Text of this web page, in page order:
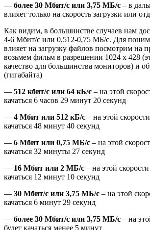
— более 30 Мбит/с или 3,75 МБ/с – в
влияет только на скорость загрузки или
Как видим, в большинстве случаев нам
4-6 Мбит/с или 0,512-0,75 МБ/с. Для
влияет на загрузку файлов посмотрим на
возьмем фильм в разрешении 1024 x 428
качество для большинства мониторов) и
(гигабайта)
— 512 кбит/с или 64 кБ/с – на этой
качаться 6 часов 29 минут 20 секунд
— 4 Мбит или 512 кБ/с – на этой
качаться 48 минут 40 секунд
— 6 Мбит или 0,75 МБ/с – на этой
качаться 32 минуты 27 секунд
— 16 Мбит или 2 МБ/с – на этой
качаться 12 минут 10 секунд
— 30 Мбит/с или 3,75 МБ/с – на этой
качаться 6 минут 29 секунд
— более 30 Мбит/с или 3,75 МБ/с – на
будет качаться менее 5 минут